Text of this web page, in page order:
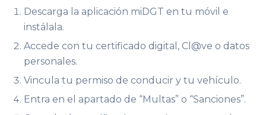
Descarga la aplicación miDGT en tu móvil e
instálala.
Accede con tu certificado digital, Cl@ve o datos
personales.
Vincula tu permiso de conducir y tu vehículo.
Entra en el apartado de “Multas” o “Sanciones”.